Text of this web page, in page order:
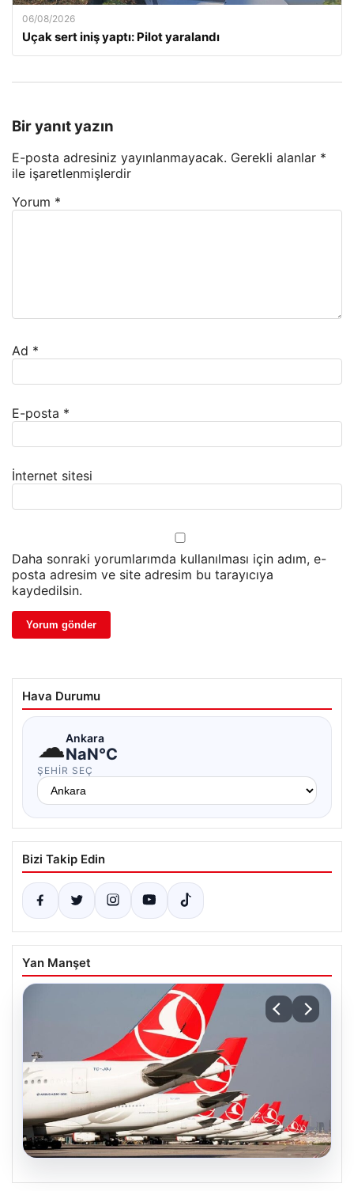
06/08/2026
Uçak sert iniş yaptı: Pilot yaralandı
Bir yanıt yazın
E-posta adresiniz yayınlanmayacak. Gerekli alanlar *
ile işaretlenmişlerdir
Yorum *
Ad *
E-posta *
İnternet sitesi
Daha sonraki yorumlarımda kullanılması için adım, e-
posta adresim ve site adresim bu tarayıcıya
kaydedilsin.
Hava Durumu
☁Ankara
NaN°C
ŞEHIR SEÇ
Bizi Takip Edin
Yan Manşet